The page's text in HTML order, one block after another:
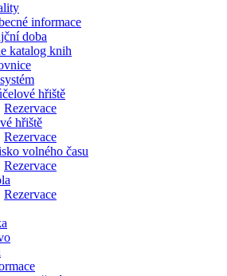
informace
doba
katalog knih
hřiště
Rezervace
hřiště
Rezervace
volného času
Rezervace
Rezervace